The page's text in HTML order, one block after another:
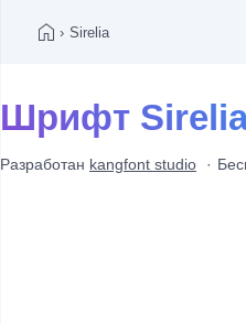
› Sirelia
Шрифт
Разработан kangfont studio